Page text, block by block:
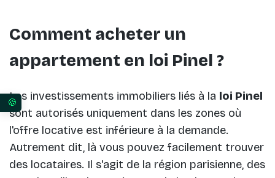
Comment acheter un
appartement en loi Pinel ?
Les investissements immobiliers liés à la loi Pinel
sont autorisés uniquement dans les zones où
l'offre locative est inférieure à la demande.
Autrement dit, là vous pouvez facilement trouver
des locataires. Il s'agit de la région parisienne, des
Vos préférences en matière de consentement